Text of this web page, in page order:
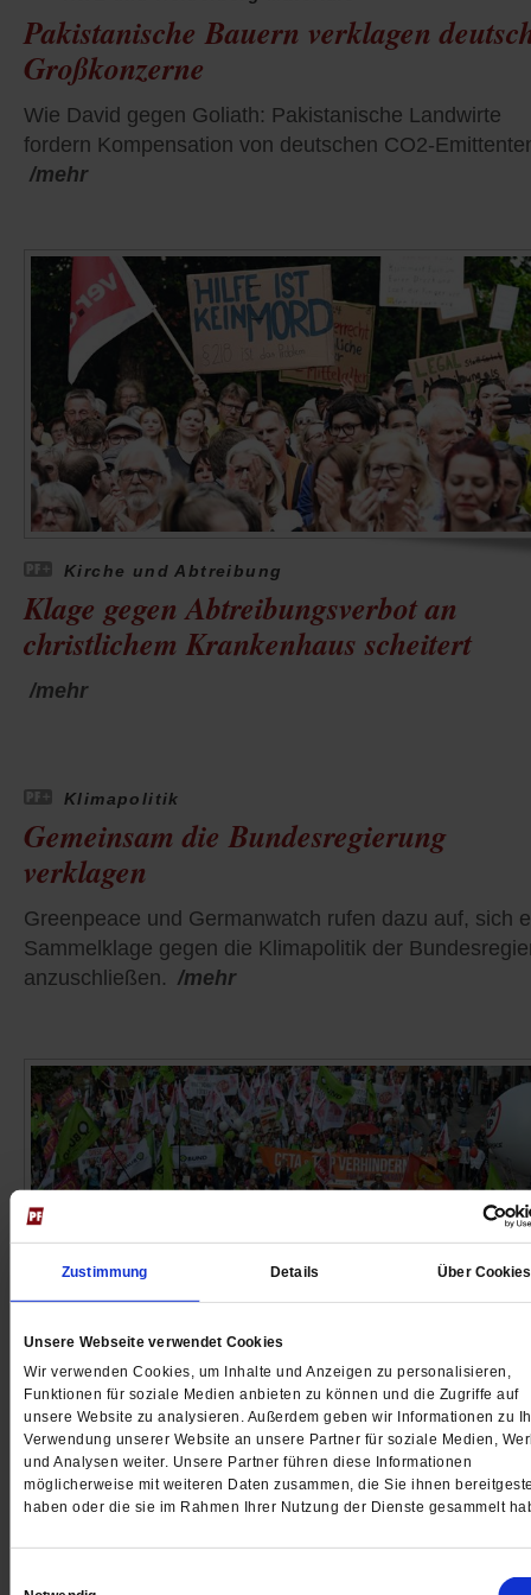
Zustimmung Details Über Cookies
Unsere Webseite verwendet Cookies
Wir verwenden Cookies, um Inhalte und Anzeigen zu personalisieren,
Funktionen für soziale Medien anbieten zu können und die Zugriffe auf
unsere Website zu analysieren. Außerdem geben wir Informationen zu
Verwendung unserer Website an unsere Partner für soziale Medien,
und Analysen weiter. Unsere Partner führen diese Informationen
möglicherweise mit weiteren Daten zusammen, die Sie ihnen
haben oder die sie im Rahmen Ihrer Nutzung der Dienste gesammelt
Pakistanische Bauern verklagen
Großkonzerne
Wie David gegen Goliath: Pakistanische Landwirte
fordern Kompensation von deutschen CO2-
/mehr
Kirche und Abtreibung
Klage gegen Abtreibungsverbot an
christlichem Krankenhaus scheitert
/mehr
Klimapolitik
Gemeinsam die Bundesregierung
verklagen
Greenpeace und Germanwatch rufen dazu auf, sich
Sammelklage gegen die Klimapolitik der
anzuschließen. /mehr
Ceta
Nach der Klage ist vor der Klage
Zwar hat das Bundesverfassungsgericht die
gegen das Freihandelsabkommen Ceta abgewiesen.
der EU und Kanada waren und sind nicht vergebens.